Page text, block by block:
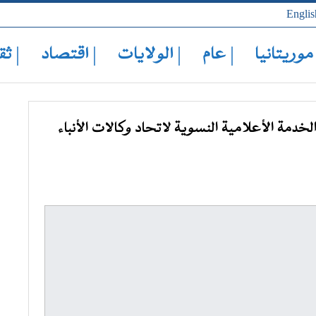
| موريتانيا | عام | الولايات | اقتصاد |
الأعلامية النسوية لاتحاد وكالات الأنباء